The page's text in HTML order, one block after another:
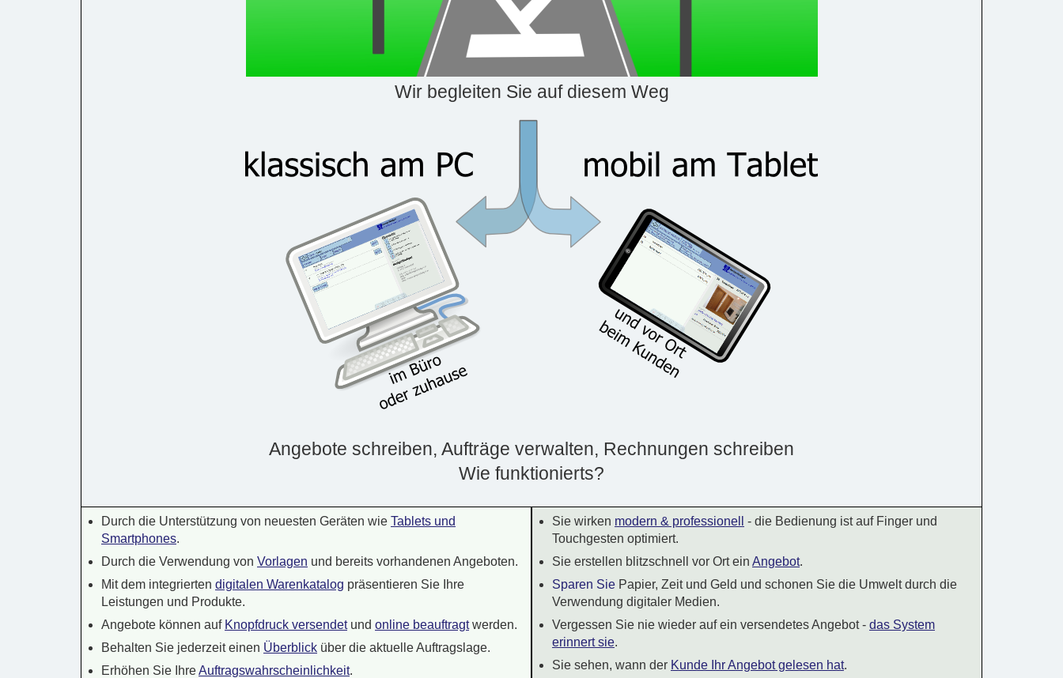
Wir begleiten Sie auf diesem Weg
Angebote schreiben, Aufträge verwalten, Rechnungen schreiben
Wie funktionierts?
Durch die Unterstützung von neuesten Geräten wie Tablets und
Smartphones.
Durch die Verwendung von Vorlagen und bereits vorhandenen Angeboten.
Mit dem integrierten digitalen Warenkatalog präsentieren Sie Ihre
Leistungen und Produkte.
Angebote können auf Knopfdruck versendetund online beauftragtwerden.
Behalten Sie jederzeit einen Überblick über die aktuelle Auftragslage.
Erhöhen Sie IhreAuftragswahrscheinlichkeit.
Sie wirken modern & professionell
- die Bedienung ist auf Finger und
Touchgesten optimiert.
Sie erstellen blitzschnell vor Ort ein Angebot.
Sparen Sie Papier, Zeit und Geld und schonen Sie die Umwelt durch die
Verwendung digitaler Medien.
Vergessen Sie nie wieder auf ein versendetes Angebot - das System
erinnert sie.
Sie sehen, wann der Kunde Ihr Angebot gelesen hat.